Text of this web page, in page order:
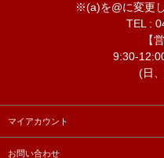
※(a)を@に変更
TEL :
【
9:30-
(日
マイアカウント
お問い合わせ